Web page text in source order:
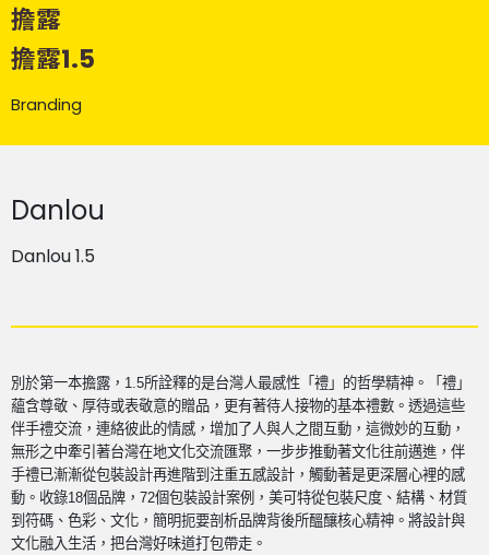
擔露
擔露1.5
Branding
Danlou
Danlou 1.5
別於第一本擔露， 1.5所詮釋的是台灣人最感性「禮」的哲學精神。「禮」
蘊含尊敬、厚待或表敬意的贈品，更有著待人接物的基本禮數。透過這些
伴手禮交流，連絡彼此的情感，增加了人與人之間互動，這微妙的互動，
無形之中牽引著台灣在地文化交流匯聚，一步步推動著文化往前邁進，伴
手禮已漸漸從包裝設計再進階到注重五感設計，觸動著是更深層心裡的感
動。收錄18個品牌， 72個包裝設計案例，美可特從包裝尺度、結構、材質
到符碼、色彩、文化，簡明扼要剖析品牌背後所醞釀核心精神。將設計與
文化融入生活，把台灣好味道打包帶走。